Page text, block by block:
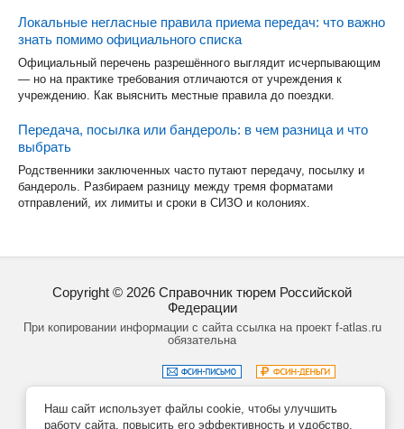
Локальные негласные правила приема передач: что важно
знать помимо официального списка
Официальный перечень разрешённого выглядит исчерпывающим
— но на практике требования отличаются от учреждения к
учреждению. Как выяснить местные правила до поездки.
Передача, посылка или бандероль: в чем разница и что
выбрать
Родственники заключенных часто путают передачу, посылку и
бандероль. Разбираем разницу между тремя форматами
отправлений, их лимиты и сроки в СИЗО и колониях.
Copyright © 2026 Справочник тюрем Российской
Федерации
При копировании информации с сайта ссылка на проект f-atlas.ru
обязательна
Задать вопрос Политика обработки данных
Наш сайт использует файлы cookie, чтобы улучшить
работу сайта, повысить его эффективность и удобство.